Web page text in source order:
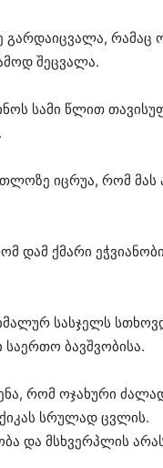
გარდაიცვალა, რამაც
შეცვალა.
სამი წლით
იცრუა, რომ მას
დამ ქმარი
სასჯელს
საერთო ბავშვობისა.
რომ ოჯახური
სრულად ცვლის.
და მსხვერპლის